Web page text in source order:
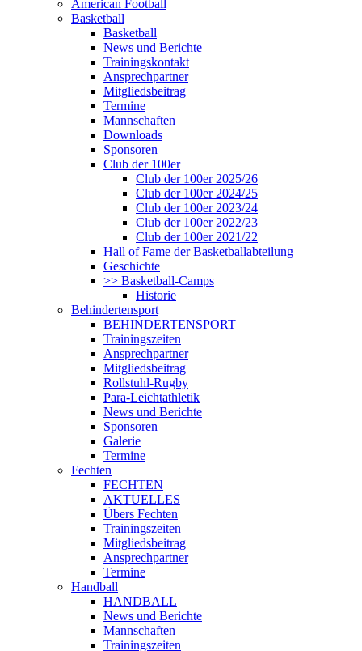
American Football
Basketball
Basketball
News und Berichte
Trainingskontakt
Ansprechpartner
Mitgliedsbeitrag
Termine
Mannschaften
Downloads
Sponsoren
Club der 100er
Club der 100er 2025/26
Club der 100er 2024/25
Club der 100er 2023/24
Club der 100er 2022/23
Club der 100er 2021/22
Hall of Fame der Basketballabteilung
Geschichte
>> Basketball-Camps
Historie
Behindertensport
BEHINDERTENSPORT
Trainingszeiten
Ansprechpartner
Mitgliedsbeitrag
Rollstuhl-Rugby
Para-Leichtathletik
News und Berichte
Sponsoren
Galerie
Termine
Fechten
FECHTEN
AKTUELLES
Übers Fechten
Trainingszeiten
Mitgliedsbeitrag
Ansprechpartner
Termine
Handball
HANDBALL
News und Berichte
Mannschaften
Trainingszeiten